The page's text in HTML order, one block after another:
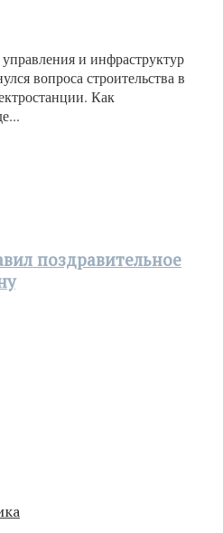
и инфраструктур
вопроса строительства в
Как
поздравительное